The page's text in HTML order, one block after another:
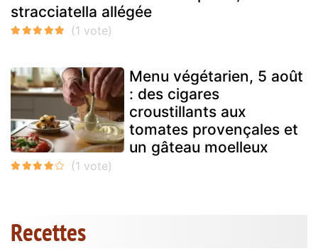
stracciatella allégée
Menu végétarien, 5 août
: des cigares
croustillants aux
tomates provençales et
un gâteau moelleux
Recettes